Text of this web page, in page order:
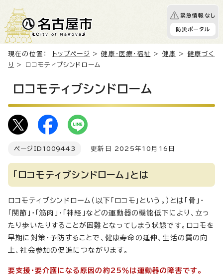
緊急情報なし
防災ポータル
現在の位置： トップページ >健康・医療・福祉 > 健康 > 健康づく
り
> ロコモティブシンドローム
ロコモティブシンドローム
ページID 1009443 更新日 2025年10月16日
「ロコモティブシンドローム」とは
ロコモティブシンドローム（以下「ロコモ」という。）とは「骨」・
「関節」・「筋肉」・「神経」などの運動器の機能低下により、立っ
たり歩いたりすることが困難となってしまう状態です。ロコモを
早期に対策・予防することで、健康寿命の延伸、生活の質の向
上、社会参加の促進につながります。
要支援・要介護になる原因の約25％は運動器の障害です。